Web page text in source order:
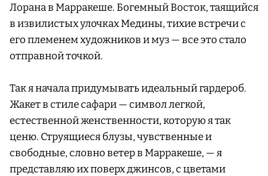
Лорана в Марракеше. Богемный Восток, таящийся
в извилистых улочках Медины, тихие встречи с
его племенем художников и муз — все это стало
отправной точкой.
Так я начала придумывать идеальный гардероб.
Жакет в стиле сафари — символ легкой,
естественной женственности, которую я так
ценю. Струящиеся блузы, чувственные и
свободные, словно ветер в Марракеше, — я
представляю их поверх джинсов, с цветами